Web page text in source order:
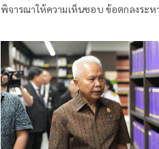
พิจารณาให้ความเห็นชอบ ข้อตกลงระห
จัดตั้งองค์การการค้าโลกเพื่อผนวกความ
อุดหนุนประมง”